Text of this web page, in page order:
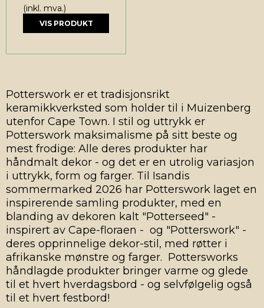
(inkl. mva.)
VIS PRODUKT
Potterswork er et tradisjonsrikt
keramikkverksted som holder til i Muizenberg
utenfor Cape Town. I stil og uttrykk er
Potterswork maksimalisme på sitt beste og
mest frodige: Alle deres produkter har
håndmalt dekor - og det er en utrolig variasjon
i uttrykk, form og farger. Til Isandis
sommermarked 2026 har Potterswork laget en
inspirerende samling produkter, med en
blanding av dekoren kalt "Potterseed" -
inspirert av Cape-floraen - og "Potterswork" -
deres opprinnelige dekor-stil, med røtter i
afrikanske mønstre og farger. Pottersworks
håndlagde produkter bringer varme og glede
til et hvert hverdagsbord - og selvfølgelig også
til et hvert festbord!